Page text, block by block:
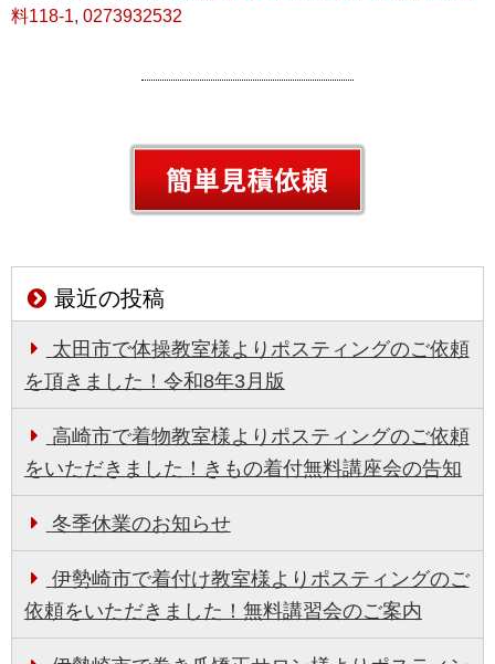
料118-1, 0273932532
最近の投稿
太田市で体操教室様よりポスティングのご依頼
を頂きました！令和8年3月版
高崎市で着物教室様よりポスティングのご依頼
をいただきました！きもの着付無料講座会の告知
冬季休業のお知らせ
伊勢崎市で着付け教室様よりポスティングのご
依頼をいただきました！無料講習会のご案内